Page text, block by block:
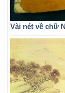
Vài nét về chữ